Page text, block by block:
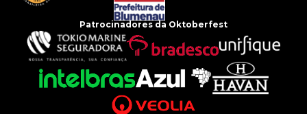
Patrocinadores da Oktoberfest